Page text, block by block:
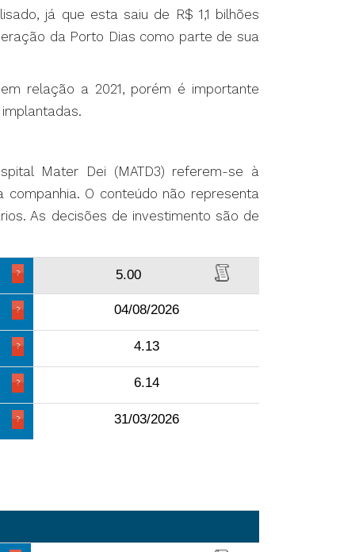
já que esta saiu de R$ 1,1 bilhões
da Porto Dias como parte de sua
relação a 2021, porém é importante
Mater Dei (MATD3) referem-se à
O conteúdo não representa
As decisões de investimento são de
5.00
04/08/2026
4.13
6.14
31/03/2026